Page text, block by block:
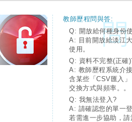
教師歷程問與答:
Q: 開放給何種身份
A: 目前開放給淡江
使用。
Q: 資料不完整(正確
A: 教師歷程系統介
含某些「CSV匯入
交換方式與頻率。。
Q: 我無法登入?
A: 請確認您的單一
若需進一步協助，